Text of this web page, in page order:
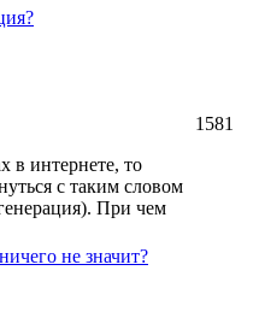
в интернете, то
с таким словом
При чем
1581
не значит?